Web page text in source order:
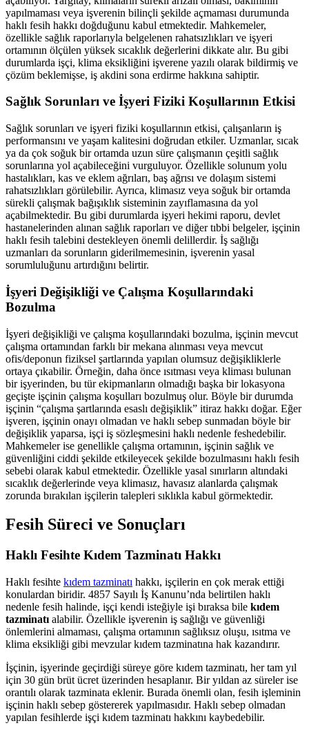
yapılmaması veya işverenin bilinçli şekilde açmaması durumunda
haklı fesih hakkı doğduğunu kabul etmektedir. Mahkemeler,
özellikle sağlık raporlarıyla belgelenen rahatsızlıkları ve işyeri
ortamının ölçülen yüksek sıcaklık değerlerini dikkate alır. Bu gibi
durumlarda işçi, klima eksikliğini işverene yazılı olarak bildirmiş ve
çözüm beklemişse, iş akdini sona erdirme hakkına sahiptir.
Sağlık Sorunları ve İşyeri Fiziki Koşullarının Etkisi
Sağlık sorunları ve işyeri fiziki koşullarının etkisi, çalışanların iş
performansını ve yaşam kalitesini doğrudan etkiler. Uzmanlar, sıcak
ya da çok soğuk bir ortamda uzun süre çalışmanın çeşitli sağlık
sorunlarına yol açabileceğini vurguluyor. Özellikle solunum yolu
hastalıkları, kas ve eklem ağrıları, baş ağrısı ve dolaşım sistemi
rahatsızlıkları görülebilir. Ayrıca, klimasız veya soğuk bir ortamda
sürekli çalışmak bağışıklık sisteminin zayıflamasına da yol
açabilmektedir. Bu gibi durumlarda işyeri hekimi raporu, devlet
hastanelerinden alınan sağlık raporları ve diğer tıbbi belgeler, işçinin
haklı fesih talebini destekleyen önemli delillerdir. İş sağlığı
uzmanları da sorunların giderilmemesinin, işverenin yasal
sorumluluğunu artırdığını belirtir.
İşyeri Değişikliği ve Çalışma Koşullarındaki
Bozulma
İşyeri değişikliği ve çalışma koşullarındaki bozulma, işçinin mevcut
çalışma ortamından farklı bir mekana alınması veya mevcut
ofis/deponun fiziksel şartlarında yapılan olumsuz değişikliklerle
ortaya çıkabilir. Örneğin, daha önce ısıtması veya kliması bulunan
bir işyerinden, bu tür ekipmanların olmadığı başka bir lokasyona
geçişte işçinin çalışma koşulları bozulmuş olur. Böyle bir durumda
işçinin “çalışma şartlarında esaslı değişiklik” itiraz hakkı doğar. Eğer
işveren, işçinin onayı olmadan ve haklı sebep sunmadan böyle bir
değişiklik yaparsa, işçi iş sözleşmesini haklı nedenle feshedebilir.
Mahkemeler ise genellikle çalışma ortamının, işçinin sağlık ve
güvenliğini ciddi şekilde etkileyecek şekilde bozulmasını haklı fesih
sebebi olarak kabul etmektedir. Özellikle yasal sınırların altındaki
sıcaklık değerlerinde veya klimasız, havasız alanlarda çalışmak
zorunda bırakılan işçilerin talepleri sıklıkla kabul görmektedir.
Fesih Süreci ve Sonuçları
Haklı Fesihte Kıdem Tazminatı Hakkı
Haklı fesihte kıdem tazminatı hakkı, işçilerin en çok merak ettiği
konulardan biridir. 4857 Sayılı İş Kanunu’nda belirtilen haklı
nedenle fesih halinde, işçi kendi isteğiyle işi bıraksa bile kıdem
tazminatı alabilir. Özellikle işverenin iş sağlığı ve güvenliği
önlemlerini almaması, çalışma ortamının sağlıksız oluşu, ısıtma ve
klima eksikliği gibi mevzular kıdem tazminatına hak kazandırır.
İşçinin, işyerinde geçirdiği süreye göre kıdem tazminatı, her tam yıl
için 30 gün brüt ücret üzerinden hesaplanır. Bir yıldan az süreler ise
orantılı olarak tazminata eklenir. Burada önemli olan, fesih işleminin
işçinin haklı sebep göstererek yapılmasıdır. Haklı sebep olmadan
yapılan fesihlerde işçi kıdem tazminatı hakkını kaybedebilir.